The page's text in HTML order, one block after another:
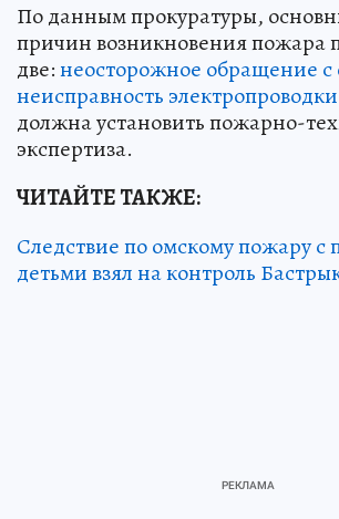
По данным прокуратуры,
причин возникновения пожара
две:неосторожное обращение с
неисправность
должна установить пожарно-
экспертиза.
ЧИТАЙТЕ ТАКЖЕ:
Следствие по омскому пожару
детьми взял на контроль